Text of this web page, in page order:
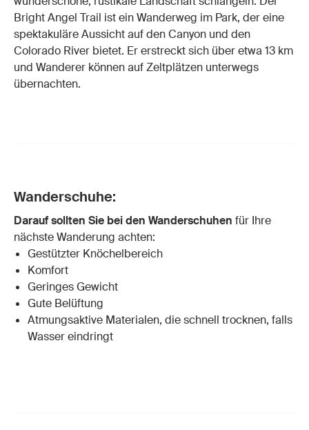
Bright Angel Trail ist ein Wanderweg im Park, der eine
spektakuläre Aussicht auf den Canyon und den
Colorado River bietet. Er erstreckt sich über etwa 13 km
und Wanderer können auf Zeltplätzen unterwegs
übernachten.
Wanderschuhe:
Darauf sollten Sie bei den Wanderschuhen für Ihre
nächste Wanderung achten:
Gestützter Knöchelbereich
Komfort
Geringes Gewicht
Gute Belüftung
Atmungsaktive Materialen, die schnell trocknen, falls
Wasser eindringt